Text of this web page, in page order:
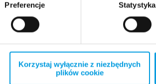
Preferencje Statystyka
Korzystaj wyłącznie z niezbędnych
plików cookie